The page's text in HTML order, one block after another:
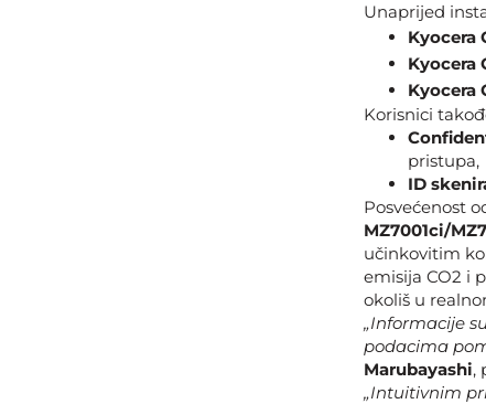
Unaprijed
Kyocera
Kyocera
Kyocera
Korisnici
pristupa,
ID
Posvećenost
MZ7001ci/
učinkovitim
emisija CO2 i
okoliš u
„Informacije
podacima
Marubayashi,
„Intuitivnim